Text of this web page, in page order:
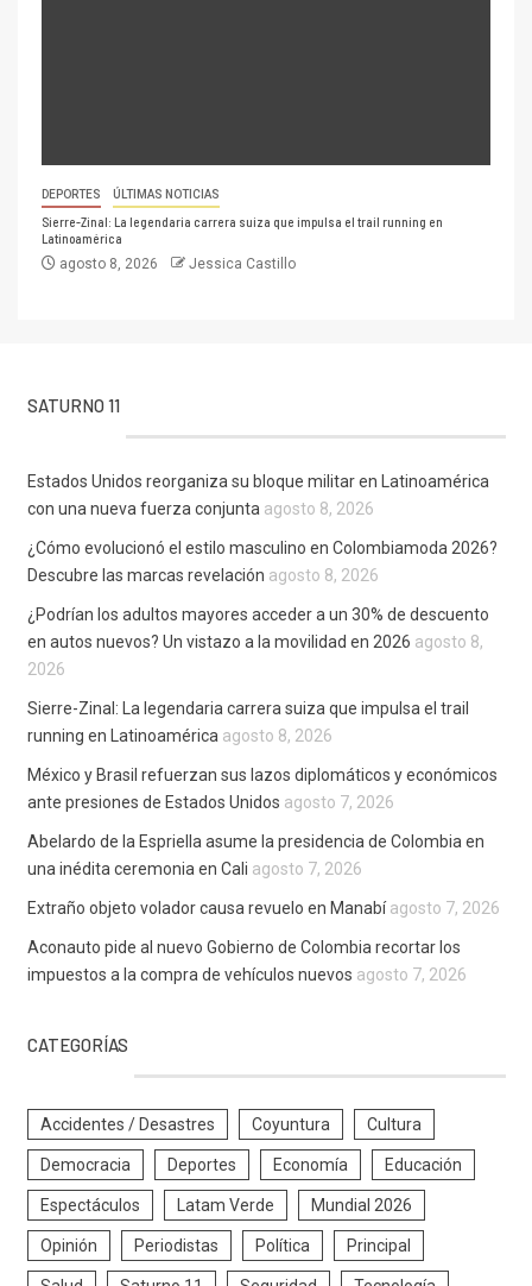
DEPORTES ÚLTIMAS NOTICIAS
Sierre-Zinal: La legendaria carrera suiza que impulsa el trail running en
Latinoamérica
agosto 8, 2026 Jessica Castillo
SATURNO 11
Estados Unidos reorganiza su bloque militar en Latinoamérica
con una nueva fuerza conjunta agosto 8, 2026
¿Cómo evolucionó el estilo masculino en Colombiamoda 2026?
Descubre las marcas revelación agosto 8, 2026
¿Podrían los adultos mayores acceder a un 30% de descuento
en autos nuevos? Un vistazo a la movilidad en 2026 agosto 8,
2026
Sierre-Zinal: La legendaria carrera suiza que impulsa el trail
running en Latinoamérica agosto 8, 2026
México y Brasil refuerzan sus lazos diplomáticos y económicos
ante presiones de Estados Unidos agosto 7, 2026
Abelardo de la Espriella asume la presidencia de Colombia en
una inédita ceremonia en Cali agosto 7, 2026
Extraño objeto volador causa revuelo en Manabí agosto 7, 2026
Aconauto pide al nuevo Gobierno de Colombia recortar los
impuestos a la compra de vehículos nuevos agosto 7, 2026
CATEGORÍAS
Accidentes / Desastres Coyuntura Cultura
Democracia Deportes Economía Educación
Espectáculos Latam Verde Mundial 2026
Opinión Periodistas Política Principal